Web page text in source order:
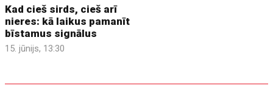
Kad cieš sirds, cieš arī
nieres: kā laikus pamanīt
bīstamus signālus
15. jūnijs, 13:30